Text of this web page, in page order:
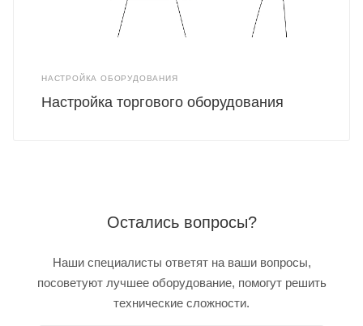
НАСТРОЙКА ОБОРУДОВАНИЯ
Настройка торгового оборудования
Остались вопросы?
Наши специалисты ответят на ваши вопросы,
посоветуют лучшее оборудование, помогут решить
технические сложности.